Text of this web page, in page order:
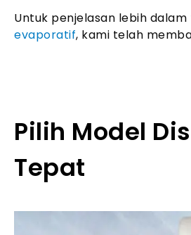
Untuk penjelasan lebih
evaporatif, kami telah
Pilih Model
Tepat